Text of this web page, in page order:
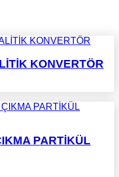
KONVERTÖR
PARTİKÜL